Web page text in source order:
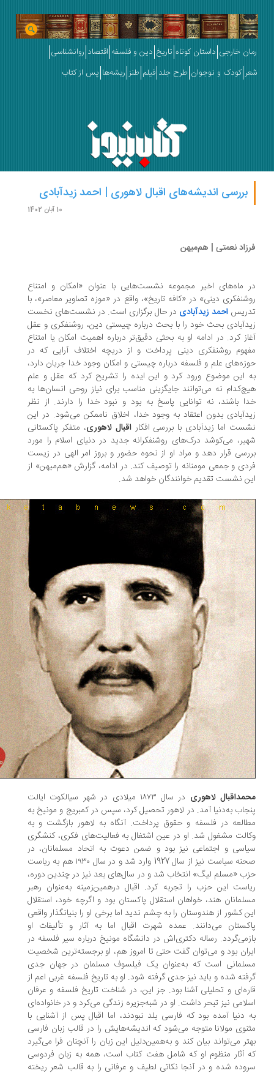
خارجی داستان کوتاه تاریخ دین و فلسفه اقتصاد روانشناسی
کودک و نوجوان طرح جلد فیلم طنز ریشه‌ها پس از کتاب
بررسی اندیشه‌های اقبال لاهوری | احمد زیدآبادی
نعمتی | هم‌میهن
ماه‌های اخیر مجموعه نشست‌هایی با عنوان «امکان و امتناع
دینی» در «کافه تاریخ»، واقع در «موزه تصاویر معاصر»، با
احمد زیدآبادیدر حال برگزاری است. در نشست‌های نخست
بحث خود را با بحث درباره چیستی دین، روشنفکری و عقل
کرد. در ادامه او به بحثی دقیق‌تر درباره اهمیت امکان یا امتناع
روشنفکری دینی پرداخت و از دریچه اختلاف آرایی که در
علم و فلسفه درباره چیستی و امکان وجود خدا جریان دارد،
این موضوع ورود کرد و این ایده را تشریح کرد که عقل و علم
نه می‌توانند جایگزینی مناسب برای نیاز روحی انسان‌ها به
باشند، نه توانایی پاسخ به بود و نبود خدا را دارند. از نظر
بدون اعتقاد به وجود خدا، اخلاق ناممکن می‌شود. در این
اما زیدآبادی با بررسی افکاراقبال لاهوری، متفکر پاکستانی
می‌کوشد درک‌های روشنفکرانه جدید در دنیای اسلام را مورد
قرار دهد و مراد او از نحوه حضور و بروز امر الهی در زیست
و جمعی مومنانه را توصیف کند. در ادامه، گزارش «هم‌میهن» از
نشست‌ تقدیم خوانندگان خواهد شد.
لاهوری
در سال ١٨٧٣ میلادی در شهر سیالکوت ایالت
به‌دنیا آمد. در لاهور تحصیل کرد، سپس در کمبریج و مونیخ به
در فلسفه و حقوق پرداخت. آنگاه به لاهور بازگشت و به
مشغول شد. او در عین اشتغال به فعالیت‌های فکری، کنشگری
و اجتماعی نیز بود و ضمن دعوت به اتحاد مسلمانان، در
صحنه سیاست نیز از سال 1927 وارد شد و در سال ۱۹۳۰ هم به ریاست
«مسلم لیگ» انتخاب شد و در سال‌های بعد نیز در چندین دوره،
این حزب را تجربه کرد. اقبال درهمین‌زمینه به‌عنوان رهبر
هند، خواهان استقلال پاکستان بود و اگرچه خود، استقلال
کشور از هندوستان را به چشم ندید اما برخی او را بنیانگذار واقعی
می‌دانند. عمده شهرت اقبال اما به آثار و تألیفات او
رساله دکتری‌اش در دانشگاه مونیخ درباره سیر فلسفه در
بود و می‌توان گفت حتی تا امروز هم، او برجسته‌ترین شخصیت
است که به‌عنوان یک فیلسوف مسلمان در جهان جدی
شده و باید نیز جدی گرفته شود. او به تاریخ فلسفه غربی اعم از
و تحلیلی آشنا بود. جز این، در شناخت تاریخ فلسفه و عرفان
نیز تبحر داشت. او در شبه‌جزیره زندگی می‌کرد و در خانواده‌ای
دنیا آمده بود که فارسی بلد نبودند، اما اقبال پس از آشنایی با
مولانا متوجه می‌شود که اندیشه‌هایش را در قالب زبان فارسی
می‌تواند بیان کند و به‌همین‌دلیل این زبان را آنچنان فرا می‌گیرد
آثار منظوم او که شامل هفت کتاب است، همه به زبان فردوسی
شده و در آنجا نکاتی لطیف و عرفانی را به قالب شعر ریخته